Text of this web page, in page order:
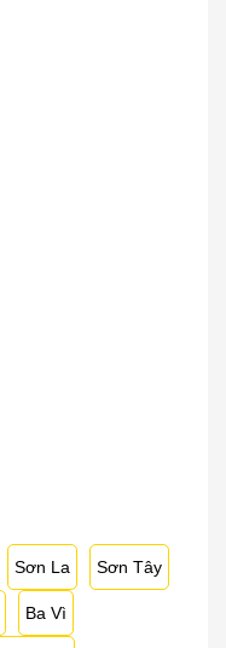
Sơn La Sơn Tây
Ba Vì